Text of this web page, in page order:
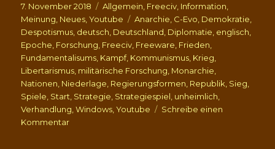
e
b
o
k
t
t
e
r
Veröffentlicht
am
7. November 2018 Kategorien
Allgemein, Freeciv, Information,
Meinung, Neues,Youtube Schlagwörter
Anarchie, C-Evo, Demokratie,
Despotismus, deutsch, Deutschland, Diplomatie, englisch,
Epoche, Forschung, Freeciv, Freeware, Frieden,
Fundamentalisums, Kampf, Kommunismus, Krieg,
Libertarismus, militärische Forschung, Monarchie,
Nationen, Niederlage, Regierungsformen, Republik, Sieg,
Spiele, Start, Strategie, Strategiespiel, unheimlich,
Verhandlung,Windows,Youtube
Schreibe einen
Kommentarzu